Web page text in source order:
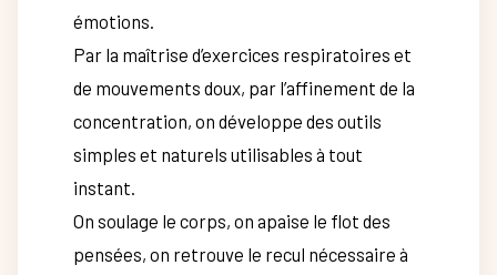
émotions.
Par la maîtrise d’exercices respiratoires et
de mouvements doux, par l’affinement de la
concentration, on développe des outils
simples et naturels utilisables à tout
instant.
On soulage le corps, on apaise le flot des
pensées, on retrouve le recul nécessaire à